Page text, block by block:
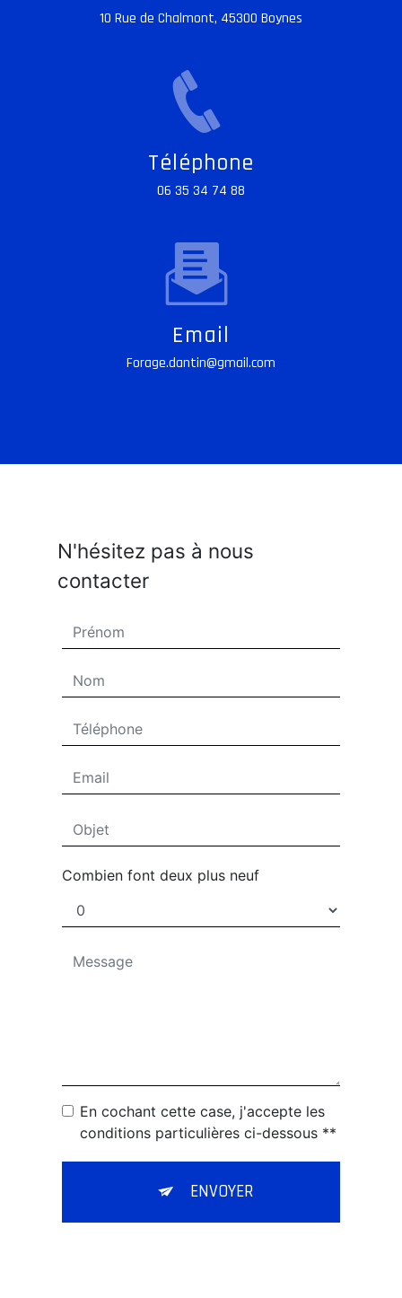
10 Rue de Chalmont, 45300 Boynes
Téléphone
06 35 34 74 88
Email
forage.dantin@gmail.com
N'hésitez pas à nous
contacter
Combien font deux plus neuf
En cochant cette case, j'accepte les
conditions particulières ci-dessous **
ENVOYER